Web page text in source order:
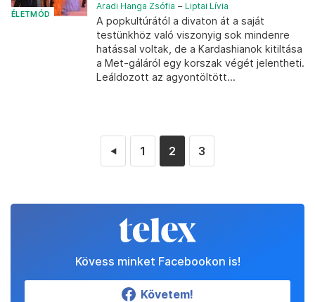
ÉLETMÓD
Aradi Hanga Zsófia – Liptai Lívia
A popkultúrától a divaton át a saját
testünkhöz való viszonyig sok mindenre
hatással voltak, de a Kardashianok kitiltása
a Met-gáláról egy korszak végét jelentheti.
Leáldozott az agyontöltött...
◄ 1 2 3
Kövess minket Facebookon is!
Követem!